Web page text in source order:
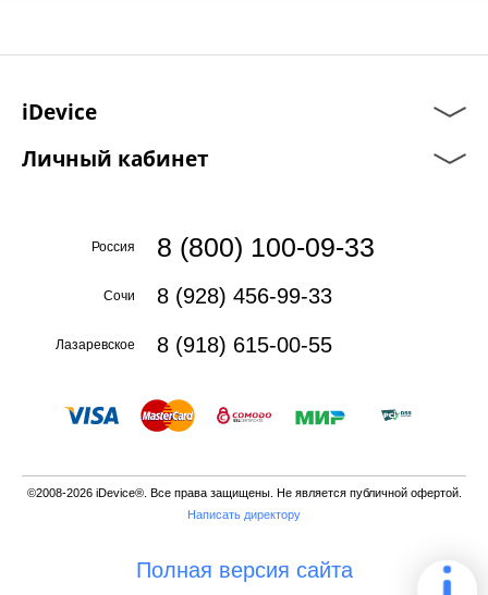
iDevice
Личный кабинет
Россия 8 (800) 100-09-33
Сочи 8 (928) 456-99-33
Лазаревское 8 (918) 615-00-55
©2008-2026 iDevice®. Все права защищены. Не является публичной офертой.
Написать директору
Полная версия сайта